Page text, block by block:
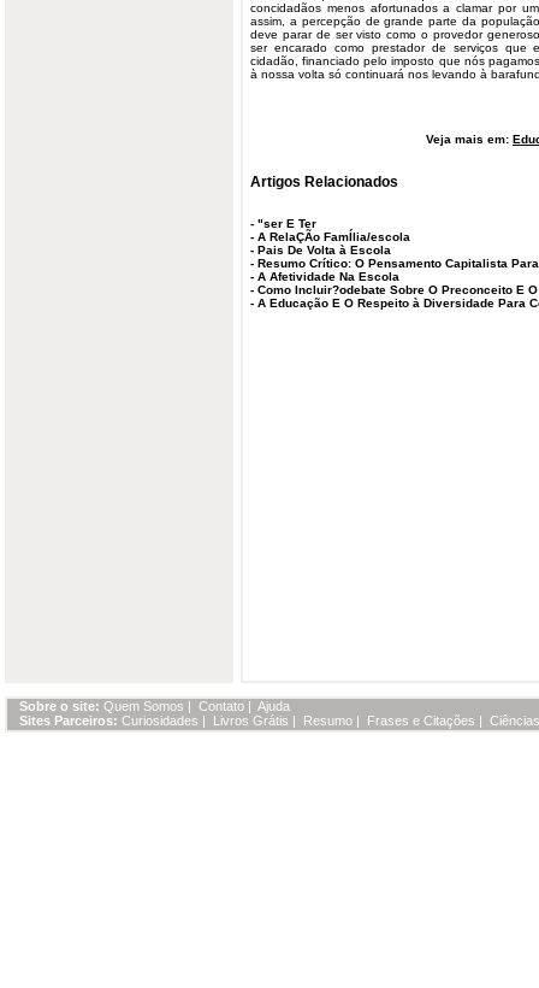
concidadãos menos afortunados a clamar por
assim, a percepção de grande parte da
deve parar de ser visto como o provedor
ser encarado como prestador de serviços
cidadão, financiado pelo imposto que nós
à nossa volta só continuará nos levando à
Veja mais em:
Artigos Relacionados
- "ser E Ter
- A RelaÇÃo FamÍlia/escola
- Pais De Volta à Escola
- Resumo Crítico: O Pensamento Capitalista
- A Afetividade Na Escola
- Como Incluir?odebate Sobre O Preconceito E
- A Educação E O Respeito à Diversidade Para
Sobre o site: Quem Somos | Contato | Ajuda
Sites Parceiros: Curiosidades | Livros Grátis | Resumo | Frases e Citações |